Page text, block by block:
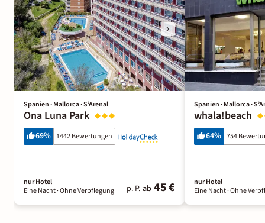
Spanien · Mallorca · S’Arenal
Ona Luna Park
69% 1442 Bewertungen
nur Hotel
Eine Nacht· Ohne Verpflegung p. P. ab 45 €
Spanien · Mallorca ·
whala!beach
64% 754
nur Hotel
Eine Nacht· Ohne